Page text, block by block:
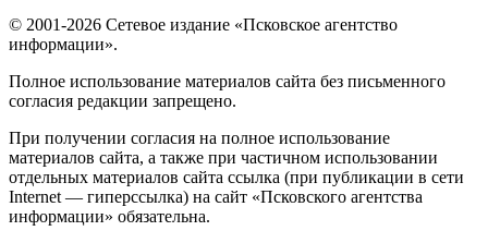
© 2001-2026 Сетевое издание «Псковское агентство
информации».
Полное использование материалов сайта без письменного
согласия редакции запрещено.
При получении согласия на полное использование
материалов сайта, а также при частичном использовании
отдельных материалов сайта ссылка (при публикации в сети
Internet — гиперссылка) на сайт «Псковского агентства
информации» обязательна.